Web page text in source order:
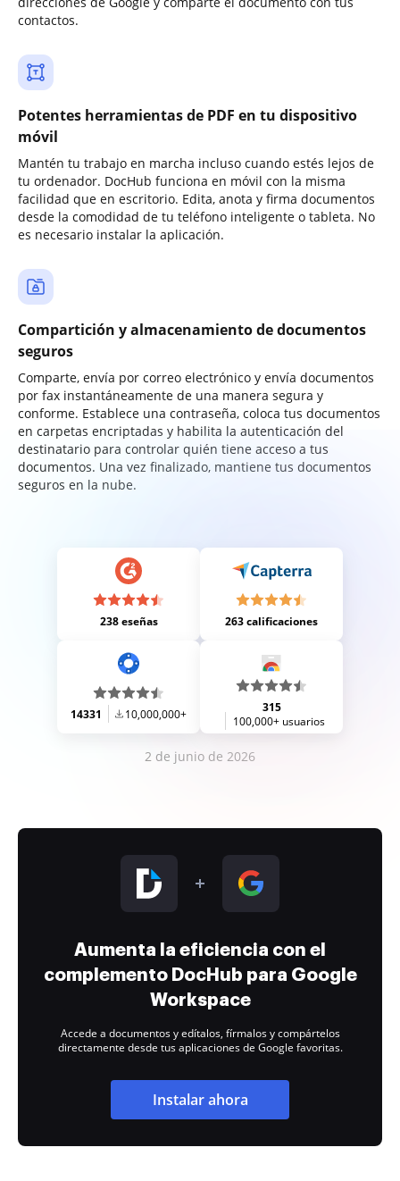
contactos.
Potentes herramientas de PDF en tu dispositivo
móvil
Mantén tu trabajo en marcha incluso cuando estés lejos de
tu ordenador. DocHub funciona en móvil con la misma
facilidad que en escritorio. Edita, anota y firma documentos
desde la comodidad de tu teléfono inteligente o tableta. No
es necesario instalar la aplicación.
Compartición y almacenamiento de documentos
seguros
Comparte, envía por correo electrónico y envía documentos
por fax instantáneamente de una manera segura y
conforme. Establece una contraseña, coloca tus documentos
en carpetas encriptadas y habilita la autenticación del
destinatario para controlar quién tiene acceso a tus
documentos. Una vez finalizado, mantiene tus documentos
seguros en la nube.
238 eseñas 263 calificaciones
14331 10,000,000+
315
100,000+ usuarios
2 de junio de 2026
Aumenta la eficiencia con el
complemento DocHub para Google
Workspace
Accede a documentos y edítalos, fírmalos y compártelos
directamente desde tus aplicaciones de Google favoritas.
Instalar ahora